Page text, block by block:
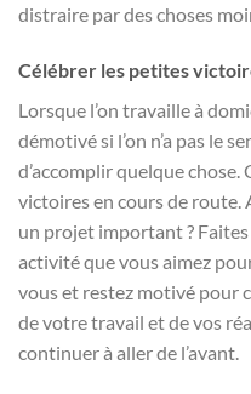
distraire par des choses
Célébrer les petites
Lorsque l’on travaille à
démotivé si l’on n’a pas le
d’accomplir quelque
victoires en cours de route.
un projet important ?
activité que vous aimez
vous et restez motivé pour
de votre travail et de vos
continuer à aller de l’avant.